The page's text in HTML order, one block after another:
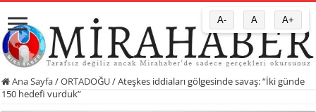
Ana Sayfa/ORTADOĞU/Ateşkes iddiaları gölgesinde savaş: “İki günde
150 hedefi vurduk”
A- A A+